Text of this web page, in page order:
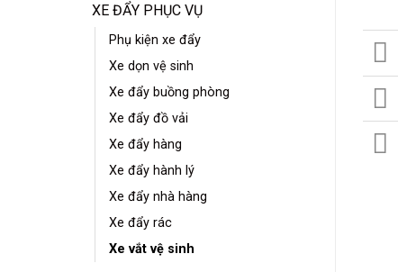
XE ĐẨY PHỤC VỤ
Phụ kiện xe đẩy
Xe dọn vệ sinh
Xe đẩy buồng phòng
Xe đẩy đồ vải
Xe đẩy hàng
Xe đẩy hành lý
Xe đẩy nhà hàng
Xe đẩy rác
Xe vắt vệ sinh